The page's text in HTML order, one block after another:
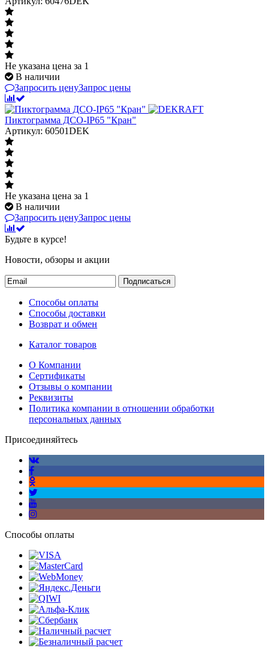
Не указана цена за 1
В наличии
Запросить ценуЗапрос цены
Пиктограмма ДСО-IP65 "Кран"
Артикул: 60501DEK
Не указана цена за 1
В наличии
Запросить ценуЗапрос цены
Будьте в курсе!
Новости, обзоры и акции
Подписаться
Способы оплаты
Способы доставки
Возврат и обмен
Каталог товаров
О Компании
Сертификаты
Отзывы о компании
Реквизиты
Политика компании в отношении обработки
персональных данных
Присоединяйтесь
Способы оплаты